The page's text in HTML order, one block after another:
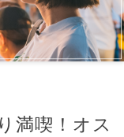
満喫！オス